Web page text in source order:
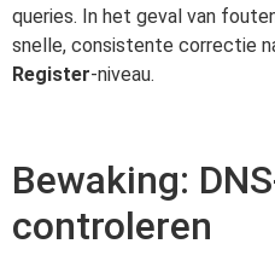
queries. In het geval van
snelle, consistente correctie
Register-niveau.
Bewaking:
controleren